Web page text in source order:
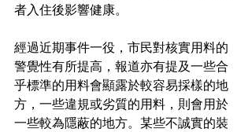
者入住後影響健康。
經過近期事件一役，市民對核實用料的
警覺性有所提高，報道亦有提及一些合
乎標準的用料會顯露於較容易採樣的地
方，一些違規或劣質的用料，則會用於
一些較為隱蔽的地方。某些不誠實的裝